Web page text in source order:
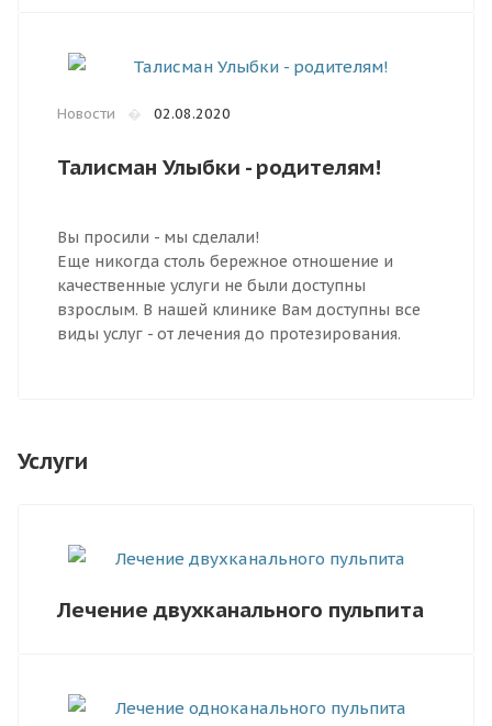
Новости � 02.08.2020
Талисман Улыбки - родителям!
Вы просили - мы сделали!
Еще никогда столь бережное отношение и
качественные услуги не были доступны
взрослым. В нашей клинике Вам доступны все
виды услуг - от лечения до протезирования.
Услуги
Лечение двухканального пульпита